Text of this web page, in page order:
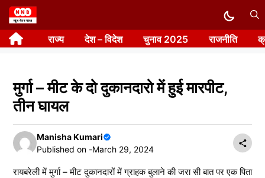
Skip
to
content राज्य देश – विदेश चुनाव 2025 राजनीति
मुर्गा – मीट के दो दुकानदारो में हुई मारपीट,
तीन घायल
Manisha Kumari
Published on -March 29, 2024
रायबरेली में मुर्गा – मीट दुकानदारों में ग्राहक बुलाने की जरा सी बात पर एक पिता